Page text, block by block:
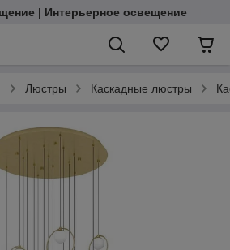
| Интерьерное освещение
Люстры Каскадные люстры